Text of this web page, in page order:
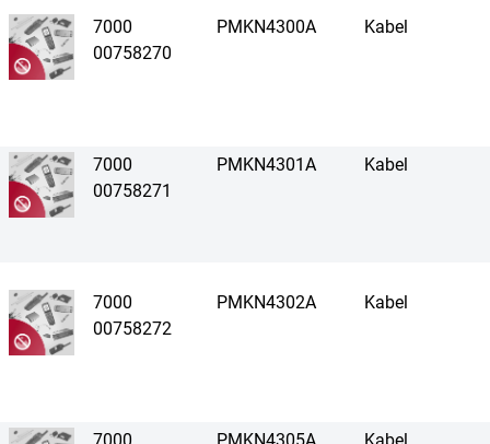
7000
00758270
PMKN4300A Kabel
7000
00758271
PMKN4301A Kabel
7000
00758272
PMKN4302A Kabel
7000
PMKN4305A Kabel